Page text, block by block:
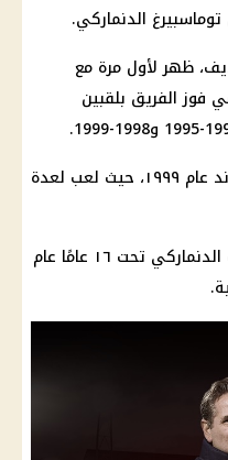
توماسبيرغ الدنماركي.
ظهر لأول مرة مع
مساهمًا في فوز الفريق بلقبين
و انضم بعد ذلك إلى نادي ميتييلاند عام ١٩٩٩، حيث لعب لعدة
على الصعيد الدولي، مثّل المنتخب الدنماركي تحت ١٦ عامًا عام